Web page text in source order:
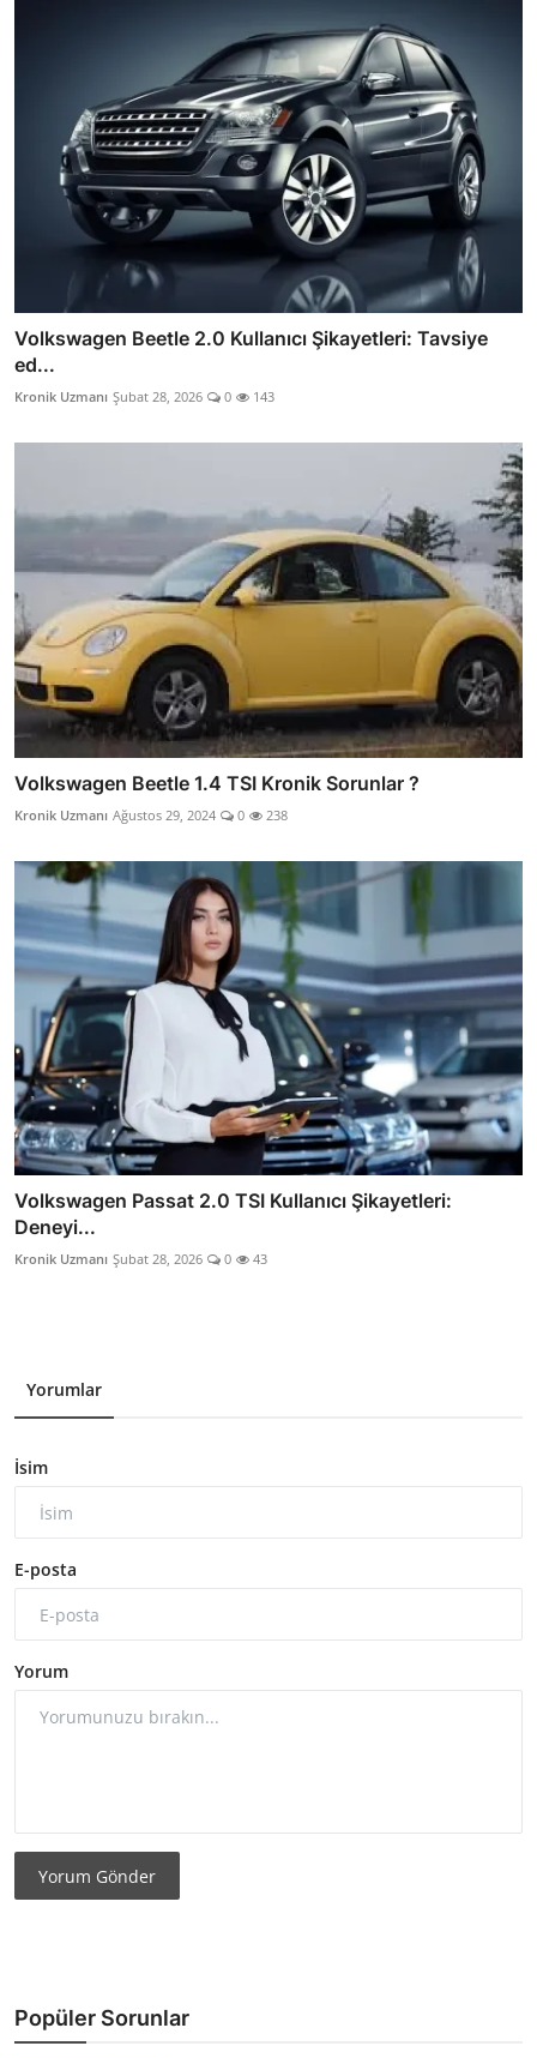
Volkswagen Beetle 2.0 Kullanıcı Şikayetleri: Tavsiye
ed...
Kronik Uzmanı Şubat 28, 2026 0 143
Volkswagen Beetle 1.4 TSI Kronik Sorunlar ?
Kronik Uzmanı Ağustos 29, 2024 0 238
Volkswagen Passat 2.0 TSI Kullanıcı Şikayetleri:
Deneyi...
Kronik Uzmanı Şubat 28, 2026 0 43
Yorumlar
İsim
E-posta
Yorum
Yorum Gönder
Popüler Sorunlar